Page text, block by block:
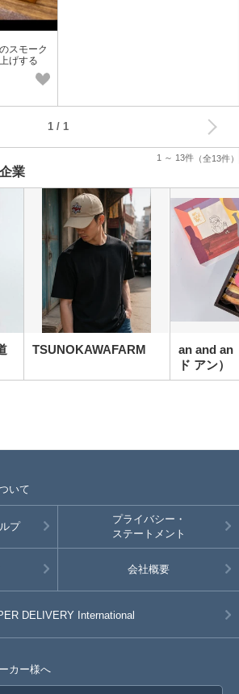
スモーク
げする
1 ～ 13件 （全13件）
1
業
TSUNOKAWAFARM
an and an
ド アン）
いて
プ
プライバシー・
ステートメント
会社概要
DELIVERY International
カー様へ